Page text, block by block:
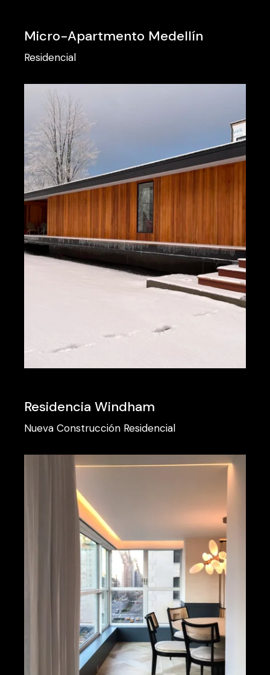
Micro-Apartmento Medellín
Residencial
Residencia Windham
Nueva Construcción Residencial